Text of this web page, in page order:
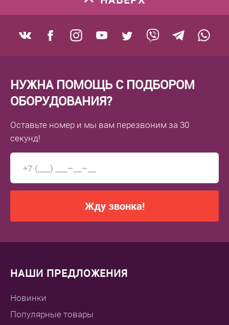
НУЖНА ПОМОЩЬ С ПОДБОРОМ
ОБОРУДОВАНИЯ?
Оставьте номер и мы вам перезвоним за 30
секунд!
Жду звонка!
НАШИ ПРЕДЛОЖЕНИЯ
Новинки
Популярные товары